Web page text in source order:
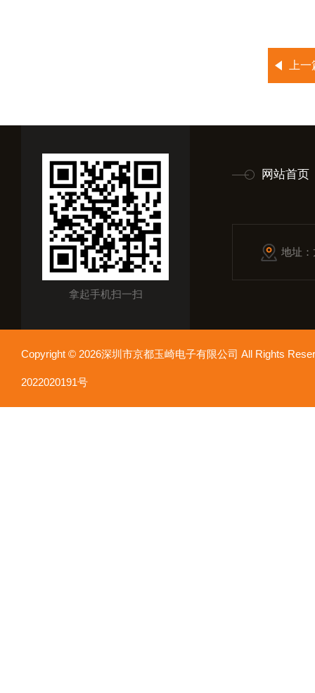
上
拿起手机扫一扫
网站首页
地址
Copyright © 2026深圳市京都玉崎电子有限公司 All Rights
2022020191号